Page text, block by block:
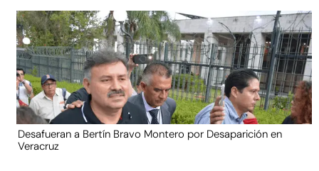
Desafueran a Bertín Bravo Montero por Desaparición en
Veracruz